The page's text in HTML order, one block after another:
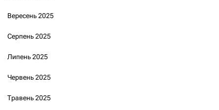
Вересень 2025
Серпень 2025
Липень 2025
Червень 2025
Травень 2025